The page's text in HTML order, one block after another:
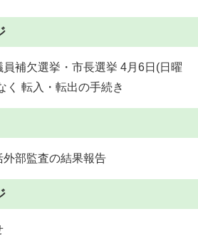
補欠選挙・市長選挙 4月6日(日曜
く 転入・転出の手続き
部監査の結果報告